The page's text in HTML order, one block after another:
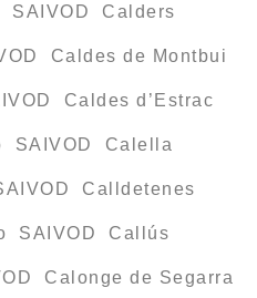
SAIVOD Calders
Caldes de Montbui
Caldes d’Estrac
SAIVOD Calella
Calldetenes
SAIVOD Callús
Calonge de Segarra